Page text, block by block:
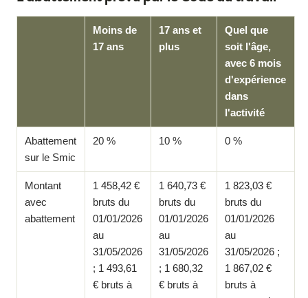
Moins de
17 ans
17 ans et
plus
Quel que
soit l'âge,
avec 6 mois
d'expérience
dans
l'activité
Abattement
sur le Smic
20 % 10 % 0 %
Montant
avec
abattement
1 458,42 €
bruts du
01/01/2026
au
31/05/2026
; 1 493,61
€ bruts à
1 640,73 €
bruts du
01/01/2026
au
31/05/2026
; 1 680,32
€ bruts à
1 823,03 €
bruts du
01/01/2026
au
31/05/2026 ;
1 867,02 €
bruts à